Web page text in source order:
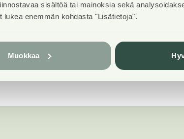
sisältöä tai mainoksia sekä
lukea enemmän kohdasta "Lisätietoja".
Muokkaa
Laajakaista
Elisa